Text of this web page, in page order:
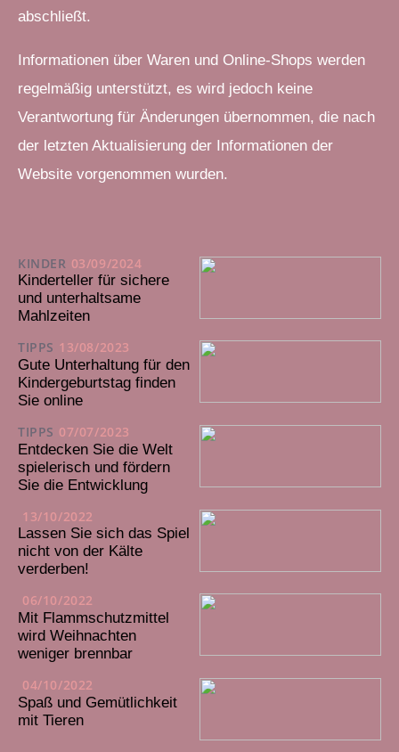
abschließt.
Informationen über Waren und Online-Shops werden
regelmäßig unterstützt, es wird jedoch keine
Verantwortung für Änderungen übernommen, die nach
der letzten Aktualisierung der Informationen der
Website vorgenommen wurden.
KINDER 03/09/2024
Kinderteller für sichere
und unterhaltsame
Mahlzeiten
TIPPS 13/08/2023
Gute Unterhaltung für den
Kindergeburtstag finden
Sie online
TIPPS 07/07/2023
Entdecken Sie die Welt
spielerisch und fördern
Sie die Entwicklung
13/10/2022
Lassen Sie sich das Spiel
nicht von der Kälte
verderben!
06/10/2022
Mit Flammschutzmittel
wird Weihnachten
weniger brennbar
04/10/2022
Spaß und Gemütlichkeit
mit Tieren